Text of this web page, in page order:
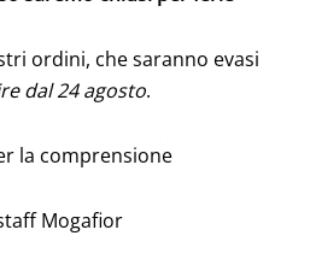
OASIS CESOIA ALLUMINIO
197MM (Cod. 29025-01)
visualizzare i prezzi
ordini, che saranno evasi
dal 24 agosto.
la comprensione
Mogafior